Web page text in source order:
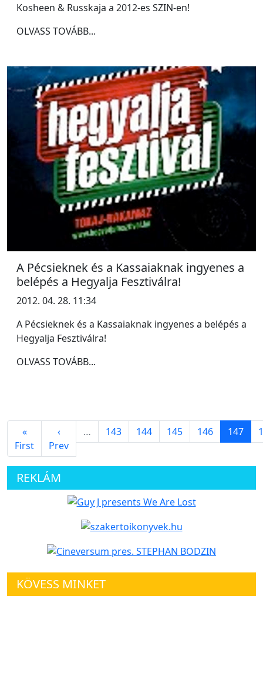
Kosheen & Russkaja a 2012-es SZIN-en!
OLVASS TOVÁBB...
A Pécsieknek és a Kassaiaknak ingyenes a
belépés a Hegyalja Fesztiválra!
2012. 04. 28. 11:34
A Pécsieknek és a Kassaiaknak ingyenes a belépés a
Hegyalja Fesztiválra!
OLVASS TOVÁBB...
«
First
‹
Prev
… 143 144 145 146 147
REKLÁM
KÖVESS MINKET